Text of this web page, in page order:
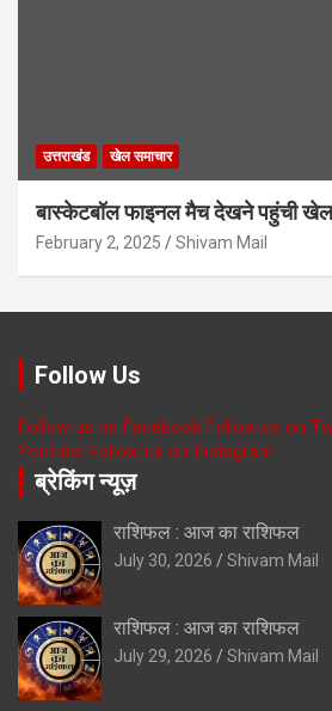
उत्तराखंड खेल समाचार
बास्केटबॉल फाइनल मैच देखने पहुंची खेल
February 2, 2025 Shivam Mail
Follow Us
Follow us on Facebook Follow us on
Youtube Follow us on Instagram
ब्रेकिंग न्यूज़
राशिफल : आज का राशिफल
July 30, 2026 Shivam Mail
राशिफल : आज का राशिफल
July 29, 2026 Shivam Mail